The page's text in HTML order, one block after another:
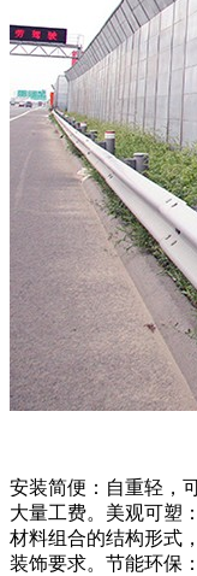
安装简便：自重轻，
大量工费。美观可塑
材料组合的结构形式
装饰要求。节能环保